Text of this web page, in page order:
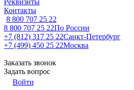
Реквизиты
Контакты
8 800 707 25 22
8 800 707 25 22По России
+7 (812) 317 25 22Санкт-Петербург
+7 (499) 450 25 22Москва
Заказать звонок
Задать вопрос
Войти